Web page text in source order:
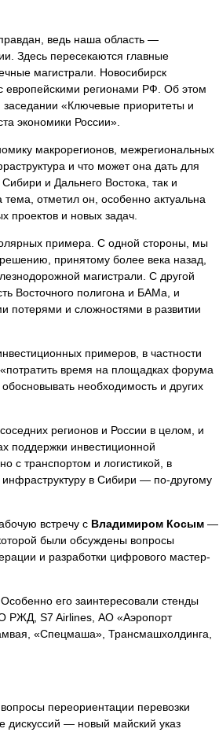
ведь наша область —
Здесь пересекаются главные
магистрали. Новосибирск
европейскими регионами РФ. Об этом
«Ключевые приоритеты и
экономики России».
макрорегионов, межрегиональных
и что может она дать для
и Дальнего Востока, так и
отметил он, особенно актуальна
проектов и новых задач.
примера. С одной стороны, мы
принятому более века назад,
магистрали. С другой
Восточного полигона и БАМа, и
потерями и сложностями в развитии
примеров, в частности
время на площадках форума
необходимость и других
регионов и России в целом, и
поддержки инвестиционной
с транспортом и логистикой, в
инфраструктуру в Сибири — по-другому
встречу с Владимиром Косым —
были обсуждены вопросы
и разработки цифрового мастер-
его заинтересовали стенды
РЖД, S7 Airlines, АО «Аэропорт
«Спецмаша», Трансмашхолдинга,
переориентации перевозки
дискуссий — новый майский указ